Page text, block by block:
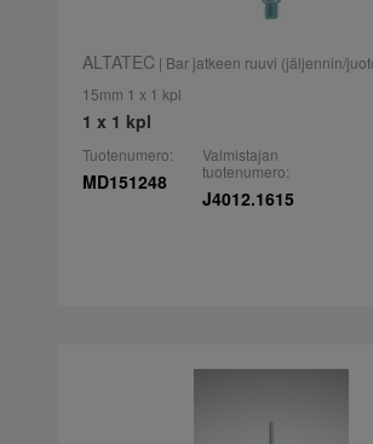
ALTATEC | Bar jatkeen ruuvi (jäljennin/
15mm 1 x 1 kpl
1 x 1 kpl
Tuotenumero:
MD151248
Valmistajan
tuotenumero:
J4012.1615